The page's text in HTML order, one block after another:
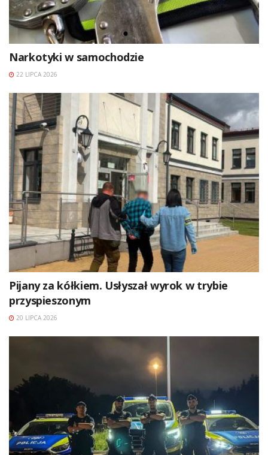
Narkotyki w samochodzie
22 LIPCA 2026
Pijany za kółkiem. Usłyszał wyrok w trybie
przyspieszonym
20 LIPCA 2026